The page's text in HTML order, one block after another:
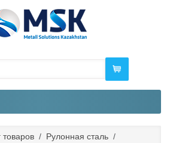
товаров / Рулонная сталь /